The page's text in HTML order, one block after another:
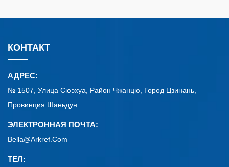
КОНТАКТ
АДРЕС:
№ 1507, Улица Сюэхуа, Район Чжанцю, Город Цзинань,
Провинция Шаньдун.
ЭЛЕКТРОННАЯ ПОЧТА:
Bella@arkref.com
ТЕЛ: